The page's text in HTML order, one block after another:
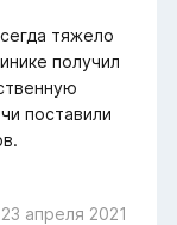
тяжело
получил
поставили
23 апреля 2021